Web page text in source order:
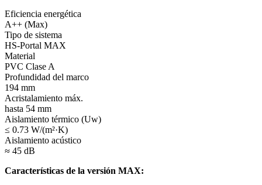
Eficiencia energética
A++ (Max)
Tipo de sistema
HS-Portal MAX
Material
PVC Clase A
Profundidad del marco
194 mm
Acristalamiento máx.
hasta 54 mm
Aislamiento térmico (Uw)
≤ 0.73 W/(m²·K)
Aislamiento acústico
≈ 45 dB
Características de la versión MAX: